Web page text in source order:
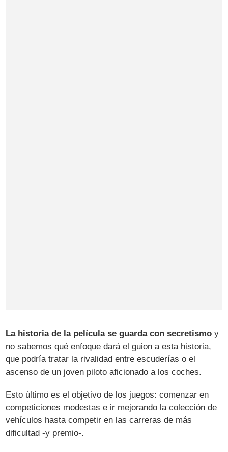
La historia de la película se guarda con secretismo y
no sabemos qué enfoque dará el guion a esta historia,
que podría tratar la rivalidad entre escuderías o el
ascenso de un joven piloto aficionado a los coches.
Esto último es el objetivo de los juegos: comenzar en
competiciones modestas e ir mejorando la colección de
vehículos hasta competir en las carreras de más
dificultad -y premio-.